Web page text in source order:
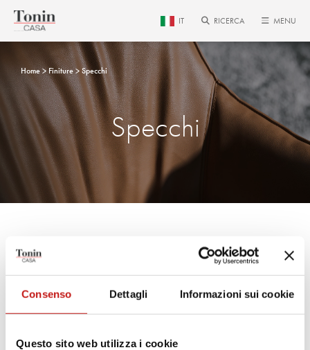
Consenso Dettagli Informazioni sui cookie
Questo sito web utilizza i cookie
IT RICERCA MENU
Home Finiture Specchi
Specchi
VS_83